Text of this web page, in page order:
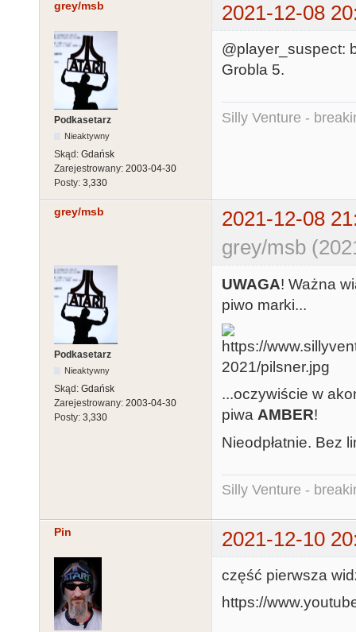
grey/msb 2021-12-08
Podkasetarz
Nieaktywny
Skąd: Gdańsk
Zarejestrowany: 2003-04-30
Posty: 3,330
@player_suspect:
Grobla 5.
Silly Venture -
grey/msb
2021-12-08
grey/msb
Podkasetarz
Nieaktywny
Skąd: Gdańsk
Zarejestrowany: 2003-04-30
Posty: 3,330
UWAGA! Ważna
piwo marki...
...oczywiście w
piwa AMBER!
Nieodpłatnie. Bez
Silly Venture -
Pin 2021-12-10
część pierwsza
https://